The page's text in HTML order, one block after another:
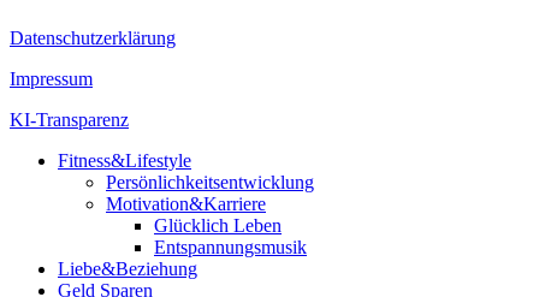
Datenschutzerklärung
Impressum
KI-Transparenz
Fitness&Lifestyle
Persönlichkeitsentwicklung
Motivation&Karriere
Glücklich Leben
Entspannungsmusik
Liebe&Beziehung
Geld Sparen